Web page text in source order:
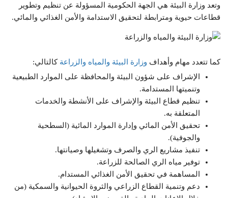
وتعد وزارة البيئة هي الجهة الحكومية المسؤولة عن تنظيم وتطوير
قطاعات حيوية ومترابطة لتحقيق الاستدامة والأمن الغذائي والمائي.
كما تتعدد مهام وأهداف وزارة البيئة والمياه والزراعة كالتالي:
الإشراف على شؤون البيئة والمحافظة على الموارد الطبيعية
وتنميتها المستدامة.
تنظيم قطاع البيئة والإشراف على الأنشطة والخدمات
المتعلقة به.
تحقيق الأمن المائي وإدارة الموارد المائية (السطحية
والجوفية).
تنفيذ مشاريع الري والصرف وتشغيلها وصيانتها.
توفير مياه الري الصالحة للزراعة.
المساهمة في تحقيق الأمن الغذائي المستدام.
دعم وتنمية القطاع الزراعي والثروة الحيوانية والسمكية (من